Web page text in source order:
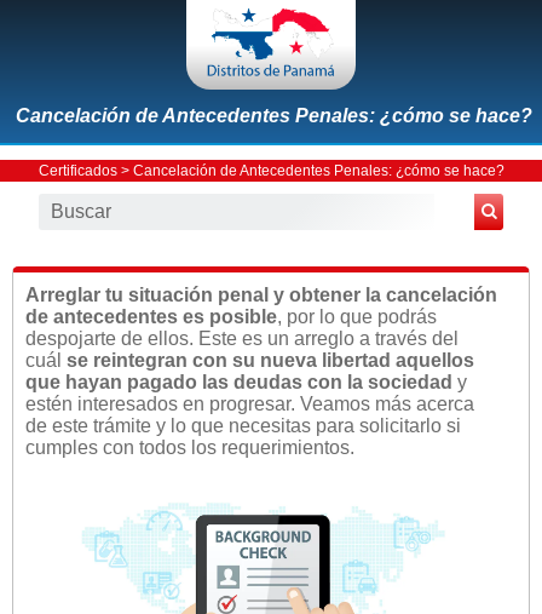
Cancelación de Antecedentes Penales: ¿cómo se hace?
Certificados> Cancelación de Antecedentes Penales: ¿cómo se hace?
Arreglar tu situación penal y obtener la cancelación
de antecedentes es posible, por lo que podrás
despojarte de ellos. Este es un arreglo a través del
cuál se reintegran con su nueva libertad aquellos
que hayan pagado las deudas con la sociedad y
estén interesados en progresar. Veamos más acerca
de este trámite y lo que necesitas para solicitarlo si
cumples con todos los requerimientos.